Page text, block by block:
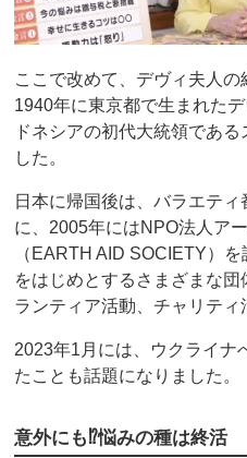
ここで改めて、デヴィ夫人の
1940年に東京都で生まれた
ドネシアの初代大統領であ
した。
日本に帰国後は、バラエテ
に、2005年にはNPO法人ア
（EARTH AID SOCIETY）
をはじめとするさまざまな
ランティア活動、チャリティ
2023年1月には、ウクライナ
たことも話題になりました。
意外にも⁉悩みの種は終活